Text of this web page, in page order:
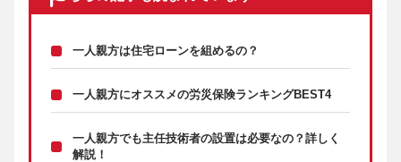
一人親方は住宅ローンを組めるの？
一人親方にオススメの労災保険ランキングBEST4
一人親方でも主任技術者の設置は必要なの？詳しく
解説！